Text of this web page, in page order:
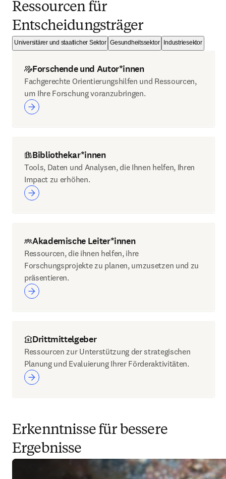
Ressourcen für
Entscheidungsträger
Universitärer und staatlicher Sektor Gesundheitssektor Industriesektor
Forschende und Autor*innen
Fachgerechte Orientierungshilfen und Ressourcen,
um Ihre Forschung voranzubringen.
Bibliothekar*innen
Tools, Daten und Analysen, die Ihnen helfen, Ihren
Impact zu erhöhen.
Akademische Leiter*innen
Ressourcen, die ihnen helfen, ihre
Forschungsprojekte zu planen, umzusetzen und zu
präsentieren.
Drittmittelgeber
Ressourcen zur Unterstützung der strategischen
Planung und Evaluierung Ihrer Förderaktivitäten.
Erkenntnisse für bessere
Ergebnisse